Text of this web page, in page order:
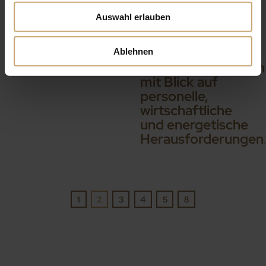
Auswahl erlauben
Ablehnen
FANNY MORITZ X
KONZERN
Der Ducerf-
Konzern tätigt
Rekordinvestitionen
mit Blick auf
personelle,
wirtschaftliche
und energetische
1 2 3 4 5 8